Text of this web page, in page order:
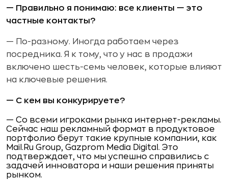
— Правильно я понимаю: все клиенты — это
частные контакты?
— По-разному. Иногда работаем через
посредника. Я к тому, что у нас в продажи
включено шесть-семь человек, которые влияют
на ключевые решения.
— С кем вы конкурируете?
— Со всеми игроками рынка интернет-рекламы.
Сейчас наш рекламный формат в продуктовое
портфолио берут такие крупные компании, как
Mail.Ru Group, Gazprom Media Digital. Это
подтверждает, что мы успешно справились с
задачей инноватора и наши решения приняты
рынком.